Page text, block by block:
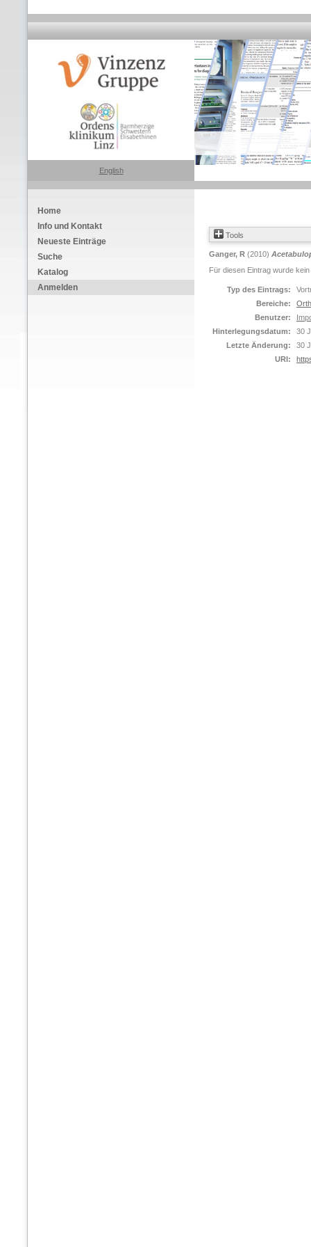
English
Home
Info und Kontakt
Neueste Einträge
Suche
Katalog
Anmelden
Tools
Ganger, R (2010)
Für diesen Eintrag wurde
Typ des Eintrags:
Bereiche:
Benutzer:
Hinterlegungsdatum:
30
Letzte Änderung:
30
URI: